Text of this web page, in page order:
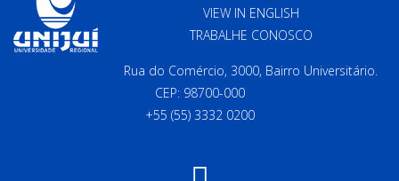
VIEW IN ENGLISH
TRABALHE CONOSCO
Rua do Comércio, 3000, Bairro Universitário.
CEP: 98700-000
+55 (55) 3332 0200